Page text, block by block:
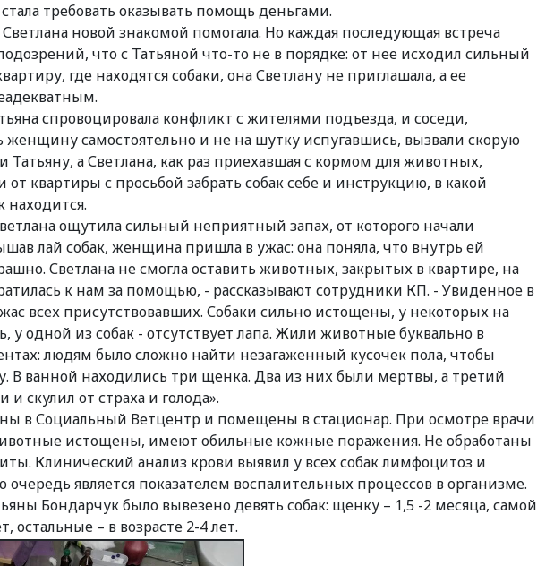
требовать оказывать помощь деньгами.
новой знакомой помогала. Но каждая последующая встреча
что с Татьяной что-то не в порядке: от нее исходил сильный
где находятся собаки, она Светлану не приглашала, а ее
спровоцировала конфликт с жителями подъезда, и соседи,
женщину самостоятельно и не на шутку испугавшись, вызвали скорую
Татьяну, а Светлана, как раз приехавшая с кормом для животных,
от квартиры с просьбой забрать собак себе и инструкцию, в какой
находится.
ощутила сильный неприятный запах, от которого начали
лай собак, женщина пришла в ужас: она поняла, что внутрь ей
Светлана не смогла оставить животных, закрытых в квартире, на
к нам за помощью, - рассказывают сотрудники КП. - Увиденное в
всех присутствовавших. Собаки сильно истощены, у некоторых на
у одной из собак - отсутствует лапа. Жили животные буквально в
людям было сложно найти незагаженный кусочек пола, чтобы
В ванной находились три щенка. Два из них были мертвы, а третий
и скулил от страха и голода».
в Социальный Ветцентр и помещены в стационар. При осмотре врачи
истощены, имеют обильные кожные поражения. Не обработаны
Клинический анализ крови выявил у всех собак лимфоцитоз и
очередь является показателем воспалительных процессов в организме.
Бондарчук было вывезено девять собак: щенку – 1,5 -2 месяца, самой
остальные – в возрасте 2-4 лет.